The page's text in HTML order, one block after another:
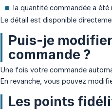
la quantité commandée a été
Le détail est disponible
Puis-je
commande ?
Une fois votre commande
En revanche, vous pouvez
Les points